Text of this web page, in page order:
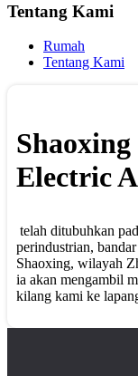
Tentang Kami
Rumah
Tentang Kami
Electric
telah ditubuhkan
perindustrian,
Shaoxing, wilayah
ia akan mengambil
kilang kami ke